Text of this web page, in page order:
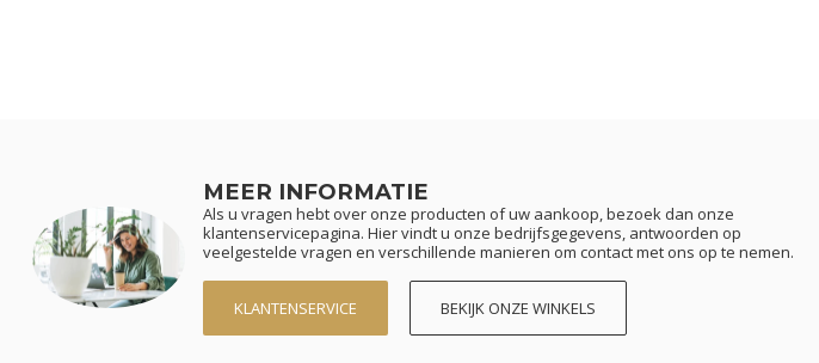
MEER INFORMATIE
Als u vragen hebt over onze producten of uw aankoop, bezoek dan onze
klantenservicepagina. Hier vindt u onze bedrijfsgegevens, antwoorden op
veelgestelde vragen en verschillende manieren om contact met ons op te nemen.
KLANTENSERVICE BEKIJK ONZE WINKELS